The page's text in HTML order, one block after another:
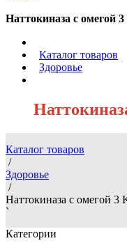
Наттокиназа с омегой
Каталог товаров
Здоровье
Каталог товаров
/
Здоровье
/
Наттокиназа с омегой 3
`
Категории